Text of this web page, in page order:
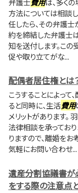
方法については相談
任したら、その弁護
約を締結した弁護士
知を送付します。こ
促や取り立てがな...
配偶者居住権とは
こうすることによっ
ると同時に、生活費用
メリットがあります
法律相談を承ってお
りますので、離婚を
気軽にお問い合わせ...
遺産分割協議書が
をする際の注意点